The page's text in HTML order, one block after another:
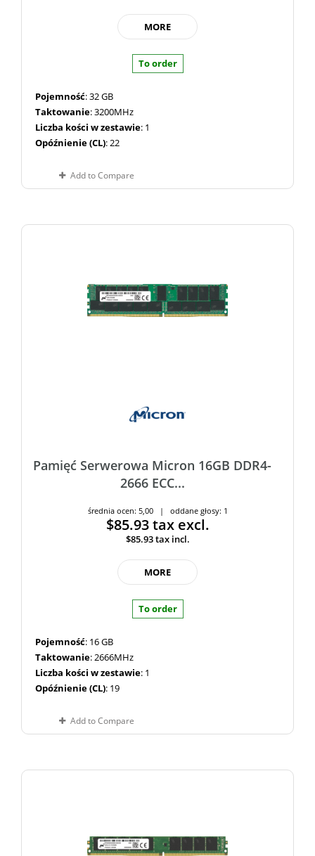
MORE
To order
Pojemność: 32 GB
Taktowanie: 3200MHz
Liczba kości w zestawie: 1
Opóźnienie (CL): 22
Add to Compare
Pamięć Serwerowa Micron 16GB DDR4-
2666 ECC...
średnia ocen: 5,00 | oddane głosy: 1
$85.93tax excl.
$85.93tax incl.
MORE
To order
Pojemność: 16 GB
Taktowanie: 2666MHz
Liczba kości w zestawie: 1
Opóźnienie (CL): 19
Add to Compare